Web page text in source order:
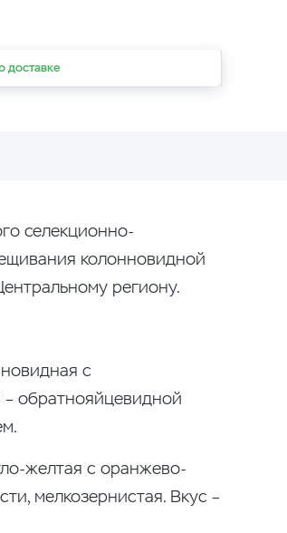
доставке
селекционно-
колонновидной
региону.
с
обратнояйцевидной
желтая с оранжево-
мелкозернистая. Вкус –